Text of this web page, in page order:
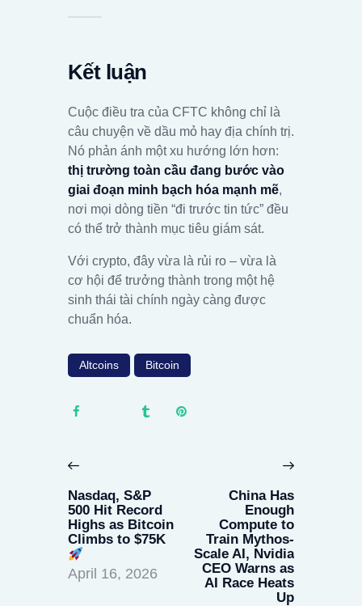
Kết luận
Cuộc điều tra của CFTC không chỉ là
câu chuyện về dầu mỏ hay địa chính trị.
Nó phản ánh một xu hướng lớn hơn:
thị trường toàn cầu đang bước vào
giai đoạn minh bạch hóa mạnh mẽ,
nơi mọi dòng tiền “đi trước tin tức” đều
có thể trở thành mục tiêu giám sát.
Với crypto, đây vừa là rủi ro – vừa là
cơ hội để trưởng thành trong một hệ
sinh thái tài chính ngày càng được
chuẩn hóa.
Altcoins Bitcoin
navigation
post:
Nasdaq, S&P
500 Hit Record
Highs as Bitcoin
Climbs to $75K
April 16, 2026
China Has
Enough
Compute to
Train Mythos-
Scale AI, Nvidia
CEO Warns as
AI Race Heats
Up